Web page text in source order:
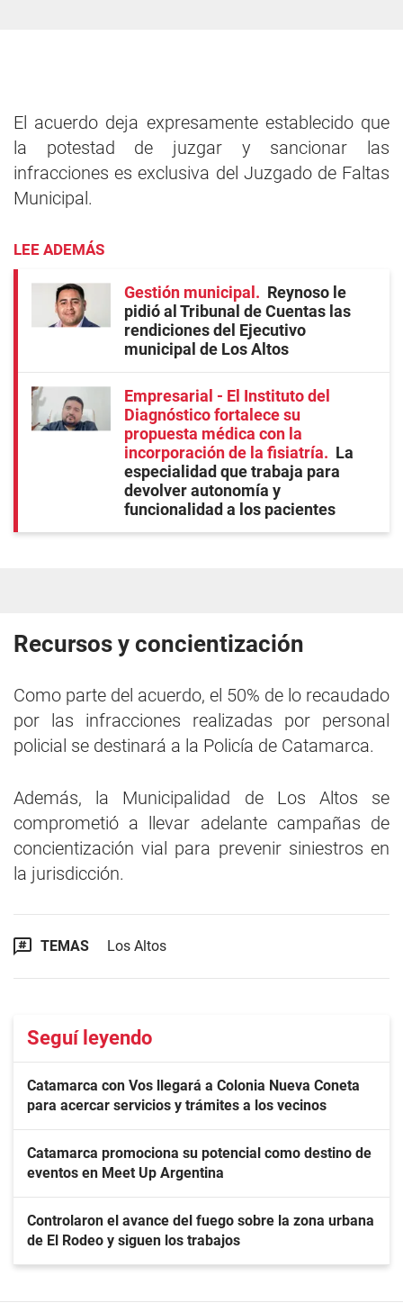
El acuerdo deja expresamente establecido que
la potestad de juzgar y sancionar las
infracciones es exclusiva del Juzgado de Faltas
Municipal.
LEE ADEMÁS
Gestión municipal
Reynoso le
pidió al Tribunal de Cuentas las
rendiciones del Ejecutivo
municipal de Los Altos
Empresarial - El Instituto del
Diagnóstico fortalece su
propuesta médica con la
incorporación de la fisiatría
La
especialidad que trabaja para
devolver autonomía y
funcionalidad a los pacientes
Recursos y concientización
Como parte del acuerdo, el 50% de lo recaudado
por las infracciones realizadas por personal
policial se destinará a la Policía de Catamarca.
Además, la Municipalidad de Los Altos se
comprometió a llevar adelante campañas de
concientización vial para prevenir siniestros en
la jurisdicción.
TEMAS Los Altos
Seguí leyendo
Catamarca con Vos llegará a Colonia Nueva Coneta
para acercar servicios y trámites a los vecinos
Catamarca promociona su potencial como destino de
eventos en Meet Up Argentina
Controlaron el avance del fuego sobre la zona urbana
de El Rodeo y siguen los trabajos